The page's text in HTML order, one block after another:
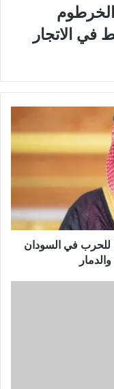
الاتجار
للحرب في السودان